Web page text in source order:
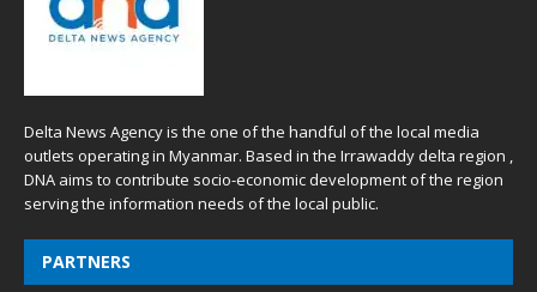
Delta News Agency is the one of the handful of the local media
outlets operating in Myanmar. Based in the Irrawaddy delta region ,
DNA aims to contribute socio-economic development of the region
serving the information needs of the local public.
PARTNERS